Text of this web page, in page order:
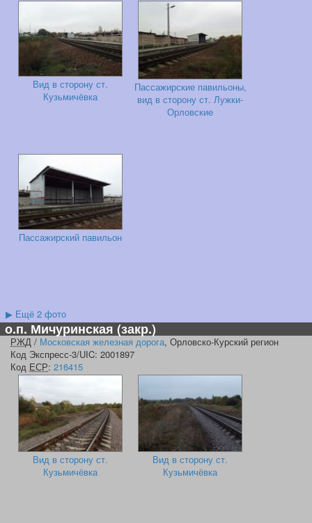
Вид в сторону ст.
Кузьмичёвка
Пассажирские павильоны,
вид в сторону ст. Лужки-
Орловские
Пассажирский павильон
▶ Ещё 2 фото
о.п. Мичуринская(закр.)
РЖД / Московская железная дорога, Орловско-Курский регион
Код Экспресс-3/UIC: 2001897
Код ЕСР: 216415
Вид в сторону ст.
Кузьмичёвка
Вид в сторону ст.
Кузьмичёвка